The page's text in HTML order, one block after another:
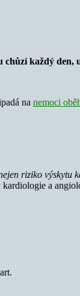
chůzí každý den,
na nemoci
riziko výskytu
a